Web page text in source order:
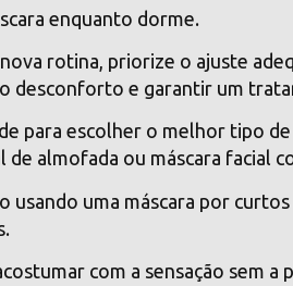
enquanto dorme.
rotina, priorize o ajuste
desconforto e garantir um
para escolher o melhor tipo de
de almofada ou máscara facial
usando uma máscara por
com a sensação sem